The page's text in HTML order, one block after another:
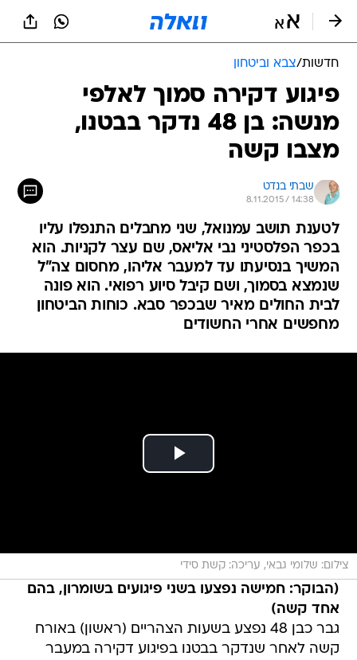
חדשות/צבא וביטחון
פיגוע דקירה סמוך לאלפי
מנשה: בן 48 נדקר בבטנו,
מצבו קשה
שבתי בנדט
8.11.2015 / 14:38
לטענת תושב עמנואל, שני מחבלים התנפלו עליו
בכפר הפלסטיני נבי אליאס, שם עצר לקניות. הוא
המשיך בנסיעתו עד למעבר אליהו, מחסום צה"ל
שנמצא בסמוך, ושם קיבל סיוע רפואי. הוא פונה
לבית החולים מאיר שבכפר סבא. כוחות הביטחון
מחפשים אחרי החשודים
צילום: שלומי גבאי, עריכה: קשת סידי
(הבוקר: חמישה נפצעו בשני פיגועים בשומרון, בהם
אחד קשה)
גבר כבן 48 נפצע בשעות הצהריים (ראשון) באורח
קשה לאחר שנדקר בבטנו בפיגוע דקירה במעבר